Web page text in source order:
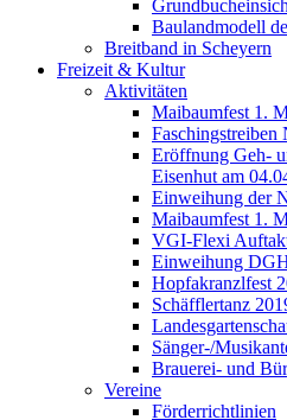
Baulandmodell
Breitband in Scheyern
Freizeit & Kultur
Aktivitäten
Maibaumfest 1.
Faschingstreiben
Eröffnung Geh-
Eisenhut am
Einweihung der
Maibaumfest 1.
VGI-Flexi
Einweihung
Hopfakranzlfest
Schäfflertanz
Sänger-/
Brauerei- und
Vereine
Förderrichtlinien